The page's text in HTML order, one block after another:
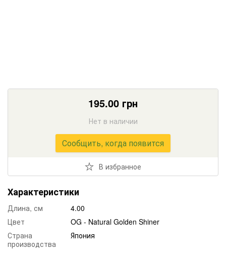
195.00 грн
Нет в наличии
Сообщить, когда появится
В избранное
Характеристики
Длина, см
4.00
Цвет
OG - Natural Golden Shiner
Страна
производства
Япония